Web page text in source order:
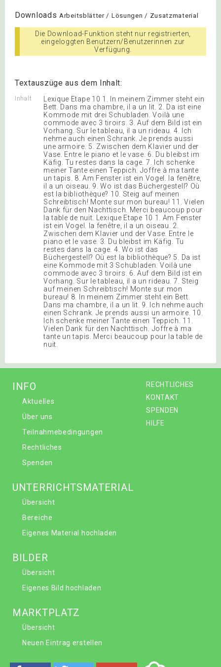
Downloads Arbeitsblätter / Lösungen / Zusatzmaterial
Die Download-Funktion steht nur registrierten,
eingeloggten Benutzern/Benutzerinnen zur
Verfügung.
Textauszüge aus dem Inhalt:
Inhalt
Lexique Etape 10 1. In meinem Zimmer steht ein
Bett. Dans ma chambre, il a un lit. 2. Da ist eine
Kommode mit drei Schubladen. Voilà une
commode avec 3 tiroirs. 3. Auf dem Bild ist ein
Vorhang. Sur le tableau, il a un rideau. 4. Ich
nehme auch einen Schrank. Je prends aussi
une armoire. 5. Zwischen dem Klavier und der
Vase. Entre le piano et le vase. 6. Du bleibst im
Käfig. Tu restes dans la cage. 7. Ich schenke
meiner Tante einen Teppich. Joffre à ma tante
un tapis. 8. Am Fenster ist ein Vogel. la fenêtre,
il a un oiseau. 9. Wo ist das Büchergestell? Où
est la bibliothèque? 10. Steig auf meinen
Schreibtisch! Monte sur mon bureau! 11. Vielen
Dank für den Nachttisch. Merci beaucoup pour
la table de nuit. Lexique Etape 10 1. Am Fenster
ist ein Vogel. la fenêtre, il a un oiseau. 2.
Zwischen dem Klavier und der Vase. Entre le
piano et le vase. 3. Du bleibst im Käfig. Tu
restes dans la cage. 4. Wo ist das
Büchergestell? Où est la bibliothèque? 5. Da ist
eine Kommode mit 3 Schubladen. Voilà une
commode avec 3 tiroirs. 6. Auf dem Bild ist ein
Vorhang. Sur le tableau, il a un rideau. 7. Steig
auf meinen Schreibtisch! Monte sur mon
bureau! 8. In meinem Zimmer steht ein Bett.
Dans ma chambre, il a un lit. 9. Ich nehme auch
einen Schrank. Je prends aussi un armoire. 10.
Ich schenke meiner Tante einen Teppich. 11.
Vielen Dank für den Nachttisch. Joffre à ma
tante un tapis. Merci beaucoup pour la table de
nuit.
RECHTLICHES
KONTAKT
SPENDEN
HILFE
INFO
Aktuelles
Über uns
Teilnahmebedingungen
Rechtliches
Spenden
UNTERRICHTSMATERIAL
Übersicht
Bereiche
Eigenes Material hochladen
BILDER
Übersicht
Eigenes Bild hochladen
MARKTPLATZ
Übersicht
Neuen Eintrag erstellen